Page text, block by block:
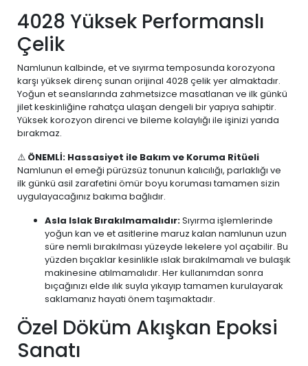
4028 Yüksek Performanslı
Çelik
Namlunun kalbinde, et ve sıyırma temposunda korozyona
karşı yüksek direnç sunan orijinal 4028 çelik yer almaktadır.
Yoğun et seanslarında zahmetsizce masatlanan ve ilk günkü
jilet keskinliğine rahatça ulaşan dengeli bir yapıya sahiptir.
Yüksek korozyon direnci ve bileme kolaylığı ile işinizi yarıda
bırakmaz.
⚠️ ÖNEMLİ: Hassasiyet ile Bakım ve Koruma Ritüeli
Namlunun el emeği pürüzsüz tonunun kalıcılığı, parlaklığı ve
ilk günkü asil zarafetini ömür boyu koruması tamamen sizin
uygulayacağınız bakıma bağlıdır.
Asla Islak Bırakılmamalıdır:Sıyırma işlemlerinde
yoğun kan ve et asitlerine maruz kalan namlunun uzun
süre nemli bırakılması yüzeyde lekelere yol açabilir. Bu
yüzden bıçaklar kesinlikle ıslak bırakılmamalı ve bulaşık
makinesine atılmamalıdır. Her kullanımdan sonra
bıçağınızı elde ılık suyla yıkayıp tamamen kurulayarak
saklamanız hayati önem taşımaktadır.
Özel Döküm Akışkan Epoksi
Sanatı